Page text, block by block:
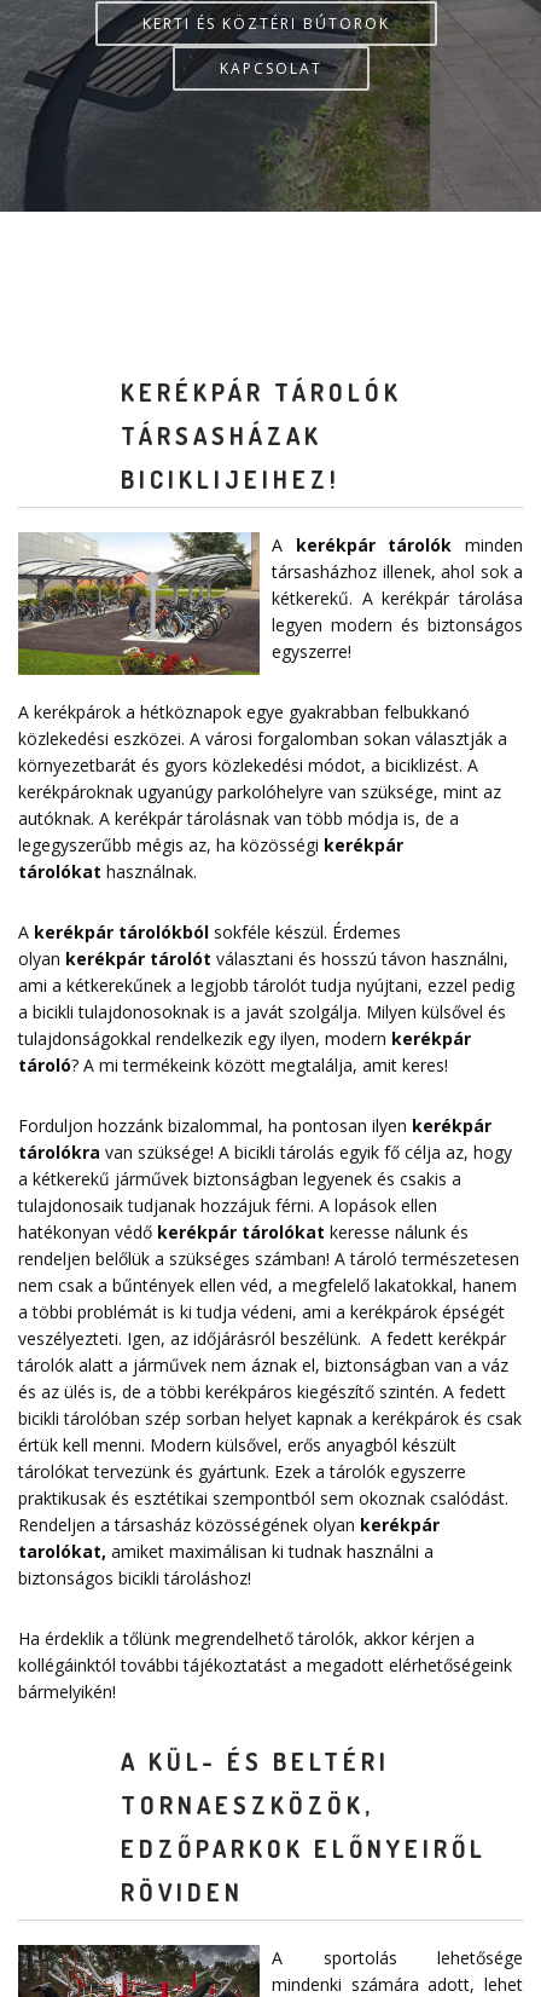
KERTI ÉS KÖZTÉRI BÚTOROK
KAPCSOLAT
KERÉKPÁR TÁROLÓK
TÁRSASHÁZAK
BICIKLIJEIHEZ!
A kerékpár tárolók minden
társasházhoz illenek, ahol sok a
kétkerekű. A kerékpár tárolása
legyen modern és biztonságos
egyszerre!
A kerékpárok a hétköznapok egye gyakrabban felbukkanó
közlekedési eszközei. A városi forgalomban sokan választják a
környezetbarát és gyors közlekedési módot, a biciklizést. A
kerékpároknak ugyanúgy parkolóhelyre van szüksége, mint az
autóknak. A kerékpár tárolásnak van több módja is, de a
legegyszerűbb mégis az, ha közösségi kerékpár
tárolókat használnak.
A kerékpár tárolókból sokféle készül. Érdemes
olyan kerékpár tárolót választani és hosszú távon használni,
ami a kétkerekűnek a legjobb tárolót tudja nyújtani, ezzel pedig
a bicikli tulajdonosoknak is a javát szolgálja. Milyen külsővel és
tulajdonságokkal rendelkezik egy ilyen, modern kerékpár
tároló? A mi termékeink között megtalálja, amit keres!
Forduljon hozzánk bizalommal, ha pontosan ilyen kerékpár
tárolókra van szüksége! A bicikli tárolás egyik fő célja az, hogy
a kétkerekű járművek biztonságban legyenek és csakis a
tulajdonosaik tudjanak hozzájuk férni. A lopások ellen
hatékonyan védő kerékpár tárolókat keresse nálunk és
rendeljen belőlük a szükséges számban! A tároló természetesen
nem csak a bűntények ellen véd, a megfelelő lakatokkal, hanem
a többi problémát is ki tudja védeni, ami a kerékpárok épségét
veszélyezteti. Igen, az időjárásról beszélünk. A fedett kerékpár
tárolók alatt a járművek nem áznak el, biztonságban van a váz
és az ülés is, de a többi kerékpáros kiegészítő szintén. A fedett
bicikli tárolóban szép sorban helyet kapnak a kerékpárok és csak
értük kell menni. Modern külsővel, erős anyagból készült
tárolókat tervezünk és gyártunk. Ezek a tárolók egyszerre
praktikusak és esztétikai szempontból sem okoznak csalódást.
Rendeljen a társasház közösségének olyan kerékpár
tarolókat, amiket maximálisan ki tudnak használni a
biztonságos bicikli tároláshoz!
Ha érdeklik a tőlünk megrendelhető tárolók, akkor kérjen a
kollégáinktól további tájékoztatást a megadott elérhetőségeink
bármelyikén!
A KÜL- ÉS BELTÉRI
TORNAESZKÖZÖK,
EDZŐPARKOK ELŐNYEIRŐL
RÖVIDEN
A sportolás lehetősége
mindenki számára adott, lehet